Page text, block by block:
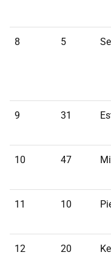
8 5
9 31
10 47
11 10
12 20